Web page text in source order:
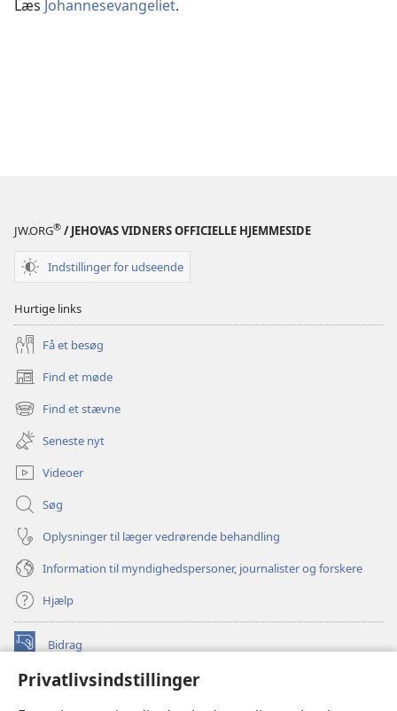
Privatlivsindstillinger
Læs Johannesevangeliet.
JW.ORG® / JEHOVAS VIDNERS OFFICIELLE HJEMMESIDE
Indstillinger for udseende
Hurtige links
Få et besøg
Find et møde
(åbner
nyt
vindue)
Find et stævne
(åbner
nyt
vindue)
Seneste nyt
Videoer
Søg
Oplysninger til læger vedrørende behandling
Information til myndighedspersoner, journalister og forskere
Hjælp
Bidrag
(åbner
vindue)Watchtower ONLINE LIBRARY™